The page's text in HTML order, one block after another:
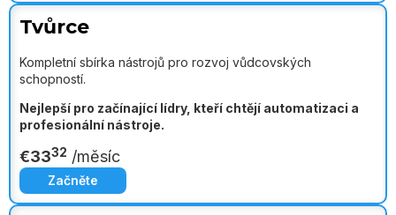
Tvůrce
Kompletní sbírka nástrojů pro rozvoj vůdcovských
schopností.
Nejlepší pro začínající lídry, kteří chtějí automatizaci a
profesionální nástroje.
€3332 /měsíc
Začněte